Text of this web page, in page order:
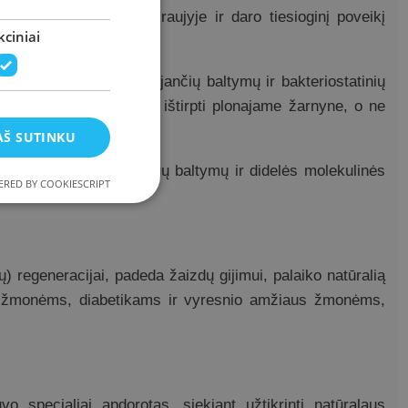
cukraus kiekį kraujyje ir daro tiesioginį poveikį
imunostimuliuojančių baltymų ir bakteriostatinių
– tai leidžia joms ištirpti plonajame žarnyne, o ne
kazeino, išrūgų baltymų ir didelės molekulinės
regeneracijai, padeda žaizdų gijimui, palaiko natūralią
diabetikams ir vyresnio amžiaus žmonėms,
SUTINKU
BY COOKIESCRIPT